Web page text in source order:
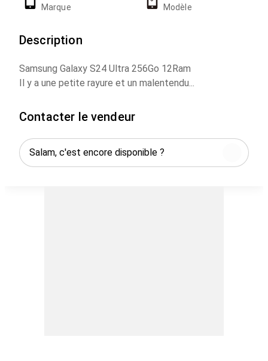
Marque Modèle
Description
Samsung Galaxy S24 Ultra 256Go 12Ram
Il y a une petite rayure et un malentendu...
Contacter le vendeur